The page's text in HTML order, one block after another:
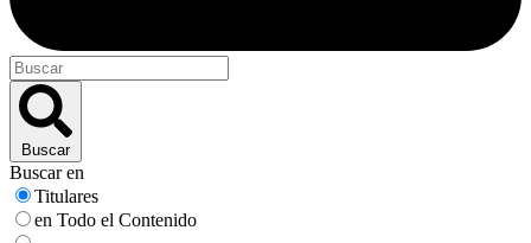
Buscar
Buscar en
Titulares
en Todo el Contenido